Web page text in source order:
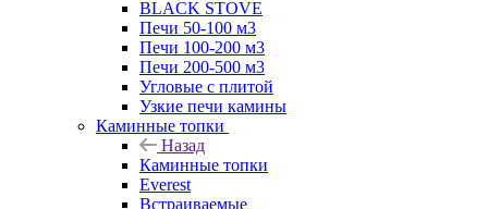
BLACK STOVE
Печи 50-100 м3
Печи 100-200 м3
Печи 200-500 м3
Угловые с плитой
Узкие печи камины
Каминные топки
Назад
Каминные топки
Everest
Встраиваемые